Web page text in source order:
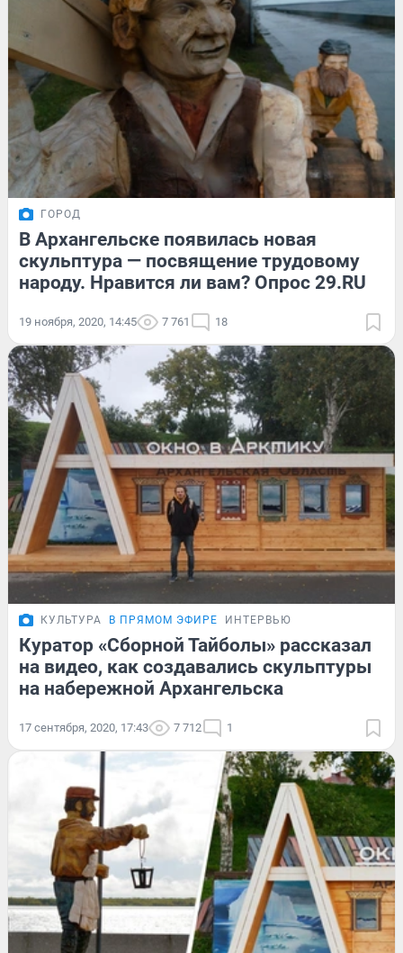
ГОРОД
В Архангельске появилась новая
скульптура — посвящение трудовому
народу. Нравится ли вам? Опрос 29.RU
19 ноября, 2020, 14:45 7 761 18
КУЛЬТУРА В ПРЯМОМ ЭФИРЕ ИНТЕРВЬЮ
Куратор «Сборной Тайболы» рассказал
на видео, как создавались скульптуры
на набережной Архангельска
17 сентября, 2020, 17:43 7 712 1